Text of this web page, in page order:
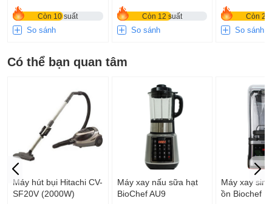
Còn 10 suất
So sánh
Còn 12 suất
So sánh
Còn 24
So sánh
Có thể bạn quan tâm
Máy hút bụi Hitachi CV-
SF20V (2000W)
Máy xay nấu sữa hạt
BioChef AU9
Máy xay
ồn Biochef